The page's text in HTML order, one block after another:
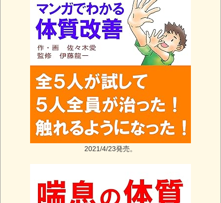
2021/4/23発売。